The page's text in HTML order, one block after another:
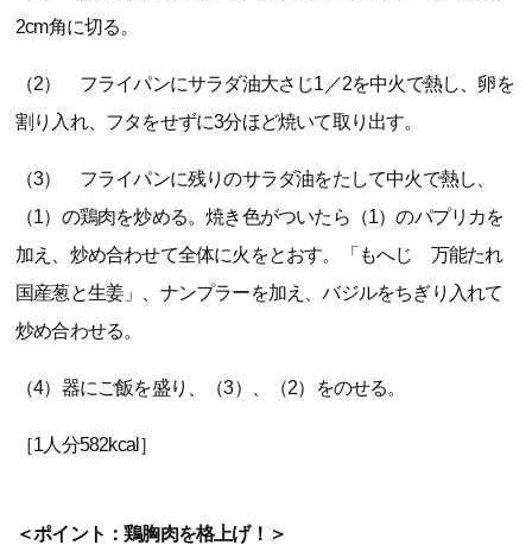
2cm角に切る。
（2） フライパンにサラダ油大さじ1／2を中火で熱し、卵を
割り入れ、フタをせずに3分ほど焼いて取り出す。
（3） フライパンに残りのサラダ油をたして中火で熱し、
（1）の鶏肉を炒める。焼き色がついたら（1）のパプリカを
加え、炒め合わせて全体に火をとおす。「もへじ 万能たれ
国産葱と生姜」、ナンプラーを加え、バジルをちぎり入れて
炒め合わせる。
（4）器にご飯を盛り、（3）、（2）をのせる。
［1人分582kcal］
＜ポイント：鶏胸肉を格上げ！＞